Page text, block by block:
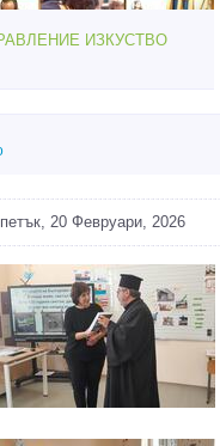
ИЗКУСТВО
петък, 20 Февруари, 2026